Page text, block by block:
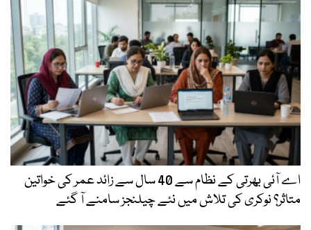
اے آئی بھرتی کے نظام سے 40 سال سے زائد عمر کی خواتین
متاثر؟ نوکری کی تلاش میں نئے چیلنجز سامنے آ گئے